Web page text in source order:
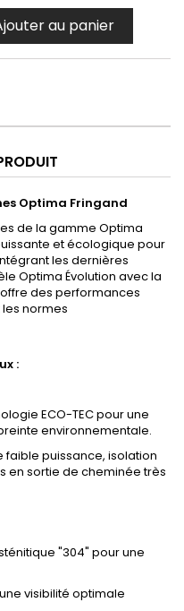
au panier
Optima Fringand
de la gamme Optima
et écologique pour
les dernières
Optima Évolution avec la
des performances
normes
:
ECO-TEC pour une
environnementale.
faible puissance, isolation
en sortie de cheminée très
"304" pour une
visibilité optimale